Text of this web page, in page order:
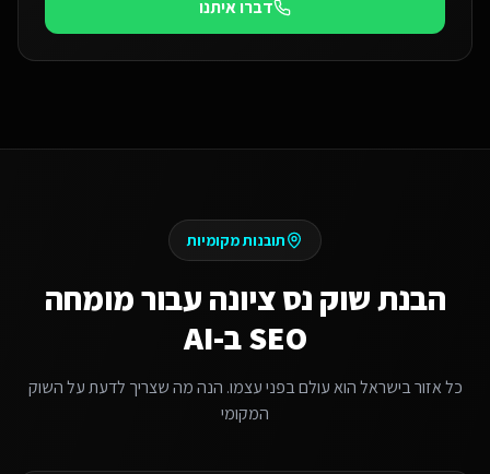
דברו איתנו
תובנות מקומיות
הבנת שוק נס ציונה עבורמומחה
SEO ב-AI
כל אזור בישראל הוא עולם בפני עצמו. הנה מה שצריך לדעת על השוק
המקומי